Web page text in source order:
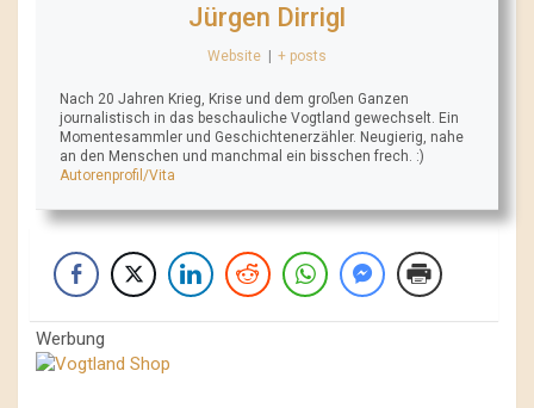
Jürgen Dirrigl
Website | + posts
Nach 20 Jahren Krieg, Krise und dem großen Ganzen
journalistisch in das beschauliche Vogtland gewechselt. Ein
Momentesammler und Geschichtenerzähler. Neugierig, nahe
an den Menschen und manchmal ein bisschen frech. :)
Autorenprofil/Vita
Werbung